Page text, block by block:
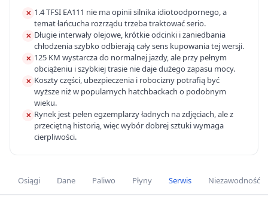
✕ 1.4 TFSI EA111 nie ma opinii silnika idiotoodpornego, a
temat łańcucha rozrządu trzeba traktować serio.
✕ Długie interwały olejowe, krótkie odcinki i zaniedbania
chłodzenia szybko odbierają cały sens kupowania tej wersji.
✕ 125 KM wystarcza do normalnej jazdy, ale przy pełnym
obciążeniu i szybkiej trasie nie daje dużego zapasu mocy.
✕ Koszty części, ubezpieczenia i robocizny potrafią być
wyższe niż w popularnych hatchbackach o podobnym
wieku.
✕ Rynek jest pełen egzemplarzy ładnych na zdjęciach, ale z
przeciętną historią, więc wybór dobrej sztuki wymaga
cierpliwości.
Osiągi Dane Paliwo Płyny Serwis Niezawodność